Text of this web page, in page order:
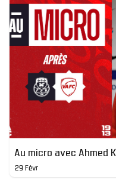
Au micro avec Ahmed
29 Févr